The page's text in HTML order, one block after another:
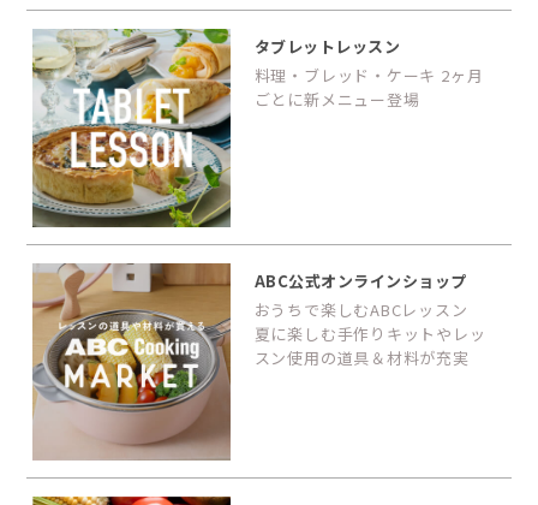
タブレットレッスン
料理・ブレッド・ケーキ 2ヶ月
ごとに新メニュー登場
ABC公式オンラインショップ
おうちで楽しむABCレッスン
夏に楽しむ手作りキットやレッ
スン使用の道具＆材料が充実